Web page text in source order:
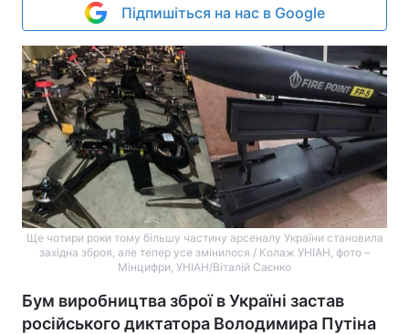
Підпишіться на нас в Google
Ще чотири роки тому більшу частину арсеналу України становила
західна зброя, але тепер усе змінилося / Колаж УНІАН, фото –
Мінцифри, УНІАН/Віталій Саєнко
Бум виробництва зброї в Україні застав
російського диктатора Володимира Путіна